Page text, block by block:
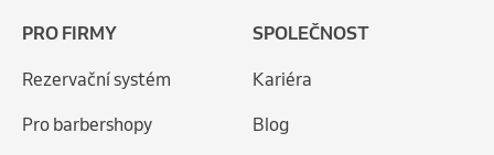
PRO FIRMY
Rezervační systém
Pro barbershopy
SPOLEČNOST
Kariéra
Blog